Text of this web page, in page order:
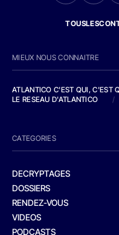
MIEUX NOUS CONNAITRE
ATLANTICO C'EST QUI, C'EST
LE RESEAU D'ATLANTICO
/
CATEGORIES
DECRYPTAGES
DOSSIERS
RENDEZ-VOUS
VIDEOS
PODCASTS